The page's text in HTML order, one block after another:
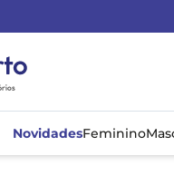
NovidadesFeminino